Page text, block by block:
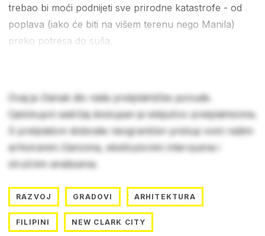
trebao bi moći podnijeti sve prirodne katastrofe - od
poplava (iako će biti na višem terenu nego Manila)
preko potresa do suša.
Ovaj je članak dio naše pretplatničke ponude.
Cjelokupni sadržaj dostupan je isključivo pretplatnicima.
S pretplatom dobivate neograničen pristup svim našim
arhiviranim člancima, ekskluzivnim intervjuima i
stručnim analizama.
RAZVOJ GRADOVI ARHITEKTURA
FILIPINI NEW CLARK CITY